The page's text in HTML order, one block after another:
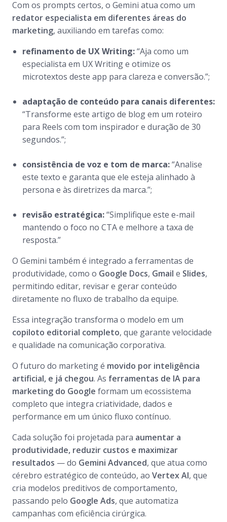
Com os prompts certos, o Gemini atua como um
redator especialista em diferentes áreas do
marketing, auxiliando em tarefas como:
refinamento de UX Writing:“Aja como um
especialista em UX Writing e otimize os
microtextos deste app para clareza e conversão.”;
adaptação de conteúdo para canais diferentes:
“Transforme este artigo de blog em um roteiro
para Reels com tom inspirador e duração de 30
segundos.”;
consistência de voz e tom de marca:“Analise
este texto e garanta que ele esteja alinhado à
persona e às diretrizes da marca.”;
revisão estratégica:“Simplifique este e-mail
mantendo o foco no CTA e melhore a taxa de
resposta.”
O Gemini também é integrado a ferramentas de
produtividade, como o Google Docs, Gmail e Slides,
permitindo editar, revisar e gerar conteúdo
diretamente no fluxo de trabalho da equipe.
Essa integração transforma o modelo em um
copiloto editorial completo, que garante velocidade
e qualidade na comunicação corporativa.
O futuro do marketing é movido por inteligência
artificial, e já chegou. As ferramentas de IA para
marketing do Google formam um ecossistema
completo que integra criatividade, dados e
performance em um único fluxo contínuo.
Cada solução foi projetada para aumentar a
produtividade, reduzir custos e maximizar
resultados — do Gemini Advanced, que atua como
cérebro estratégico de conteúdo, ao Vertex AI, que
cria modelos preditivos de comportamento,
passando pelo Google Ads, que automatiza
campanhas com eficiência cirúrgica.